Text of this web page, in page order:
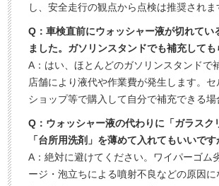
し、安全走行の観点から点検は推奨されま
Q：車検直前にウォッシャー液が切れてい
ました。ガソリンスタンドでも補充しても
A：はい、ほとんどのガソリンスタンドで
店舗により液代や作業費が発生します。
ショップ等で購入して自分で補充できる場
Q：ウォッシャー液の代わりに「ガラスク
「台所用洗剤」を薄めて入れてもいいです
A：絶対に避けてください。ワイパーゴム
ージ・泡立ちによる噴射不良などの原因